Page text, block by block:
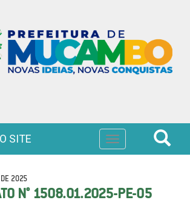
Toggle
navigation
SITE
DE 2025
N° 1508.01.2025-PE-05